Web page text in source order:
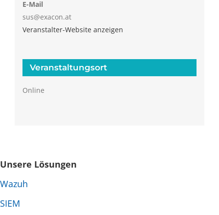
Veranstaltungsort
Online
E-Mail
sus@exacon.at
Veranstalter-Website anzeigen
Unsere Lösungen
Wazuh
SIEM